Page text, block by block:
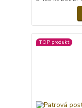
TOP produkt